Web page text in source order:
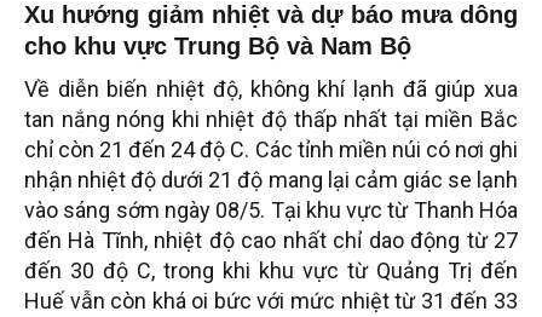
Xu hướng giảm nhiệt và dự báo mưa dông
cho khu vực Trung Bộ và Nam Bộ
Về diễn biến nhiệt độ, không khí lạnh đã giúp xua
tan nắng nóng khi nhiệt độ thấp nhất tại miền Bắc
chỉ còn 21 đến 24 độ C. Các tỉnh miền núi có nơi ghi
nhận nhiệt độ dưới 21 độ mang lại cảm giác se lạnh
vào sáng sớm ngày 08/5. Tại khu vực từ Thanh Hóa
đến Hà Tĩnh, nhiệt độ cao nhất chỉ dao động từ 27
đến 30 độ C, trong khi khu vực từ Quảng Trị đến
Huế vẫn còn khá oi bức với mức nhiệt từ 31 đến 33